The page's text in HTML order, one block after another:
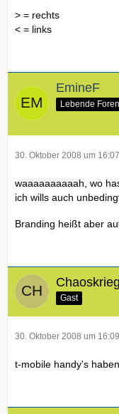
> = rechts
< = links
EmineF
Lebende
30. Oktober 2008 um 16:07
waaaaaaaaaah, wo
ich wills auch
Branding heißt aber
Gast
30. Oktober 2008 um 16:09
t-mobile handy's